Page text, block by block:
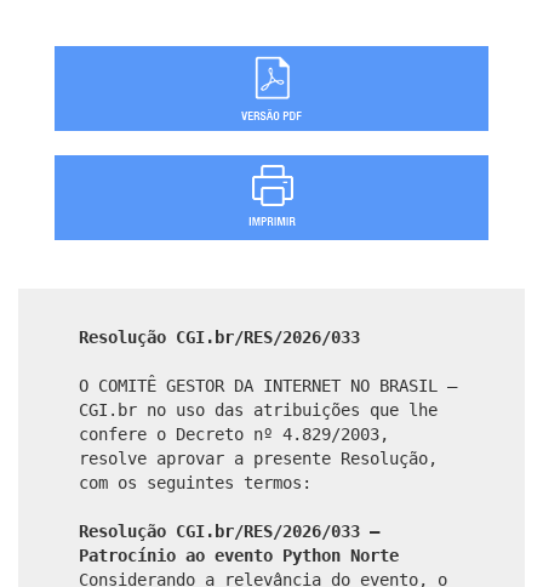
Resolução CGI.br/RES/2026/033
O COMITÊ GESTOR DA INTERNET NO BRASIL –
CGI.br no uso das atribuições que lhe
confere o Decreto nº 4.829/2003,
resolve aprovar a presente Resolução,
com os seguintes termos:
Resolução CGI.br/RES/2026/033 –
Patrocínio ao evento Python Norte
Considerando a relevância do evento, o